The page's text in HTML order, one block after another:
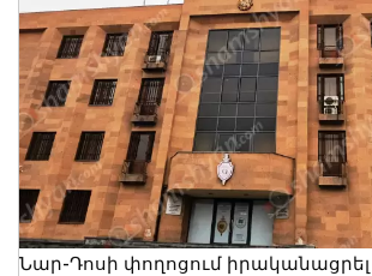
Նար-Դոսի փողոցում իրականացրել